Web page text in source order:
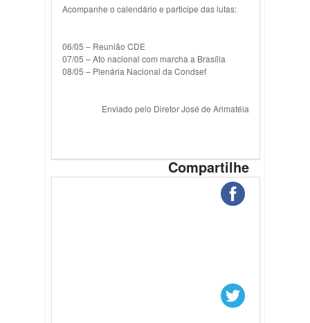
Acompanhe o calendário e participe das lutas:
06/05 – Reunião CDE
07/05 – Ato nacional com marcha a Brasília
08/05 – Plenária Nacional da Condsef
Enviado pelo Diretor José de Arimatéia
Compartilhe